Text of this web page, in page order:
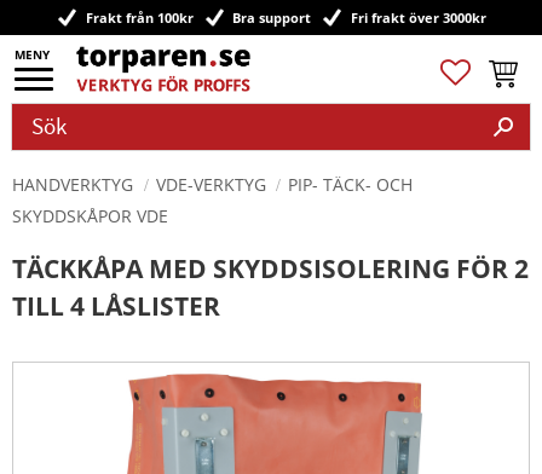
Meny
Frakt från 100kr Bra support Fri frakt över 3000kr
Favoriter
HANDVERKTYG VDE-VERKTYG
PIP- TÄCK- OCH
SKYDDSKÅPOR VDE
TÄCKKÅPA MED SKYDDSISOLERING FÖR 2
TILL 4 LÅSLISTER